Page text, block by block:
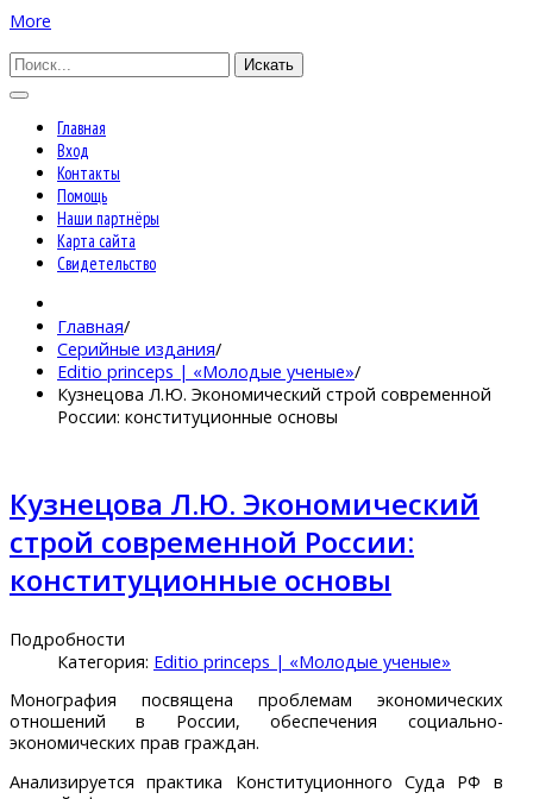
More
Искать
Главная
Вход
Контакты
Помощь
Наши партнёры
Карта сайта
Свидетельство
Главная/
Серийные издания/
Editio princeps | «Молодые ученые»/
Кузнецова Л.Ю. Экономический строй современной
России: конституционные основы
Кузнецова Л.Ю. Экономический
строй современной России:
конституционные основы
Подробности
Категория: Editio princeps | «Молодые ученые»
Монография посвящена проблемам экономических
отношений в России, обеспечения социально-
экономических прав граждан.
Анализируется практика Конституционного Суда РФ в